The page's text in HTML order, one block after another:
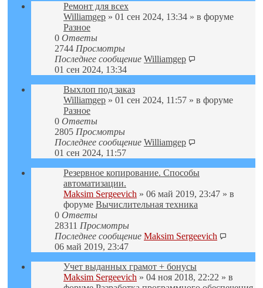
Ремонт для всех
Williamgep » 01 сен 2024, 13:34 » в форуме
Разное
0 Ответы
2744 Просмотры
Последнее сообщение Williamgep
01 сен 2024, 13:34
Выхлоп под заказ
Williamgep » 01 сен 2024, 11:57 » в форуме
Разное
0 Ответы
2805 Просмотры
Последнее сообщение Williamgep
01 сен 2024, 11:57
Резервное копирование. Способы
автоматизации.
Maksim Sergeevich » 06 май 2019, 23:47 » в
форуме Вычислительная техника
0 Ответы
28311 Просмотры
Последнее сообщение Maksim Sergeevich
06 май 2019, 23:47
Учет выданных грамот + бонусы
Maksim Sergeevich » 04 ноя 2018, 22:22 » в